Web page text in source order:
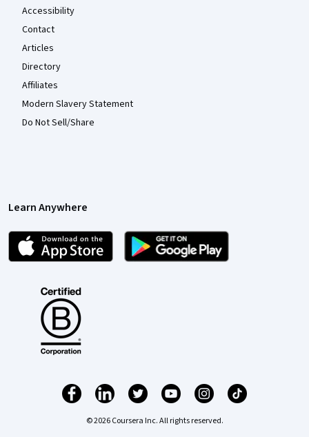
Accessibility
Contact
Articles
Directory
Affiliates
Modern Slavery Statement
Do Not Sell/Share
Learn Anywhere
© 2026 Coursera Inc. All rights reserved.